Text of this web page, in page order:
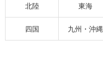
北陸 東海
四国 九州・沖縄